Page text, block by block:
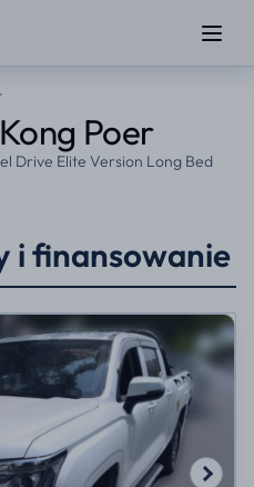
Poer
Drive Elite Version Long Bed
i finansowanie